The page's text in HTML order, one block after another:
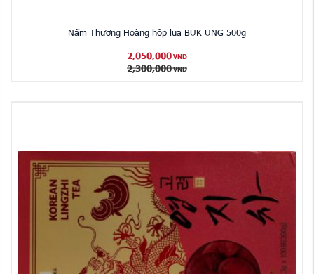
Nấm Thượng Hoàng hộp lụa BUK UNG 500g
2,050,000 VND
2,300,000 VND